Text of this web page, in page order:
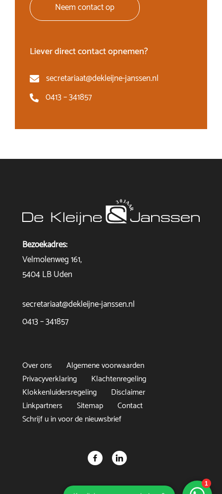
Neem contact op
Liever direct contact opnemen?
secretariaat@dekleijne-janssen.nl
0413 – 341857
Bezoekadres:
Velmolenweg 161,
5404 LB Uden
secretariaat@dekleijne-janssen.nl
0413 – 341857
Over ons
Algemene voorwaarden
Privacyverklaring
Klachtenregeling
Klokkenluidersregeling
Disclaimer
Linkpartners
Sitemap
Contact
Schrijf u in voor de nieuwsbrief